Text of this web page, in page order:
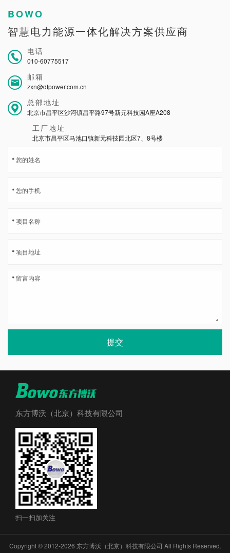
BOWO
智慧电力能源一体化解决方案供应商
电话
010-60775517
邮箱
zxn@dfpower.com.cn
总部地址
北京市昌平区沙河镇昌平路97号新元科技园A座A208
工厂地址
北京市昌平区马池口镇新元科技园北区7、8号楼
提交
东方博沃（北京）科技有限公司
扫一扫加关注
Copyright © 2012-2026 东方博沃（北京）科技有限公司 All Rights Reserved.